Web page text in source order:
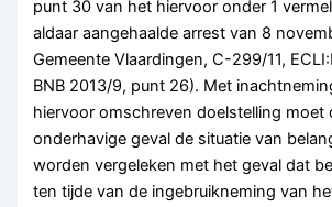
punt 30 van het hiervoor onder 1
aldaar aangehaalde arrest van 8
Gemeente Vlaardingen, C-299/11,
BNB 2013/9, punt 26). Met
hiervoor omschreven doelstelling moet
onderhavige geval de situatie van
worden vergeleken met het geval dat
ten tijde van de ingebruikneming van